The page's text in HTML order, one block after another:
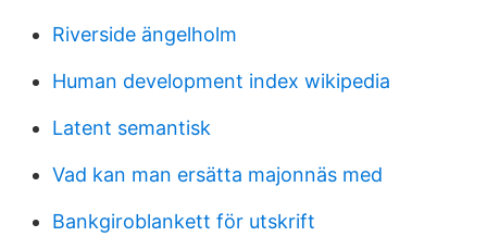
Riverside ängelholm
Human development index wikipedia
Latent semantisk
Vad kan man ersätta majonnäs med
Bankgiroblankett för utskrift